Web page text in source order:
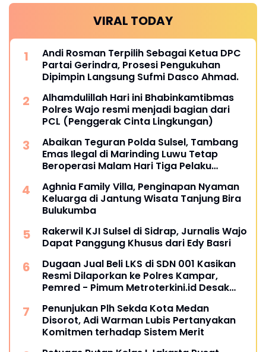
VIRAL TODAY
Andi Rosman Terpilih Sebagai Ketua DPC
Partai Gerindra, Prosesi Pengukuhan
Dipimpin Langsung Sufmi Dasco Ahmad.
Alhamdulillah Hari ini Bhabinkamtibmas
Polres Wajo resmi menjadi bagian dari
PCL (Penggerak Cinta Lingkungan)
Abaikan Teguran Polda Sulsel, Tambang
Emas Ilegal di Marinding Luwu Tetap
Beroperasi Malam Hari Tiga Pelaku
Aghnia Family Villa, Penginapan Nyaman
Keluarga di Jantung Wisata Tanjung Bira
Bulukumba
Rakerwil KJI Sulsel di Sidrap, Jurnalis Wajo
Dapat Panggung Khusus dari Edy Basri
Dugaan Jual Beli LKS di SDN 001 Kasikan
Resmi Dilaporkan ke Polres Kampar,
Pemred - Pimum Metroterkini.id Desak
Penunjukan Plh Sekda Kota Medan
Disorot, Adi Warman Lubis Pertanyakan
Komitmen terhadap Sistem Merit